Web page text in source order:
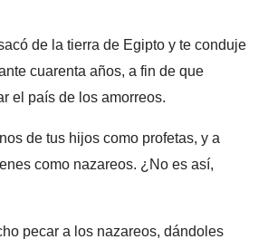
de la tierra de Egipto y te conduje
cuarenta años, a fin de que
el país de los amorreos.
de tus hijos como profetas, y a
como nazareos. ¿No es así,
pecar a los nazareos, dándoles